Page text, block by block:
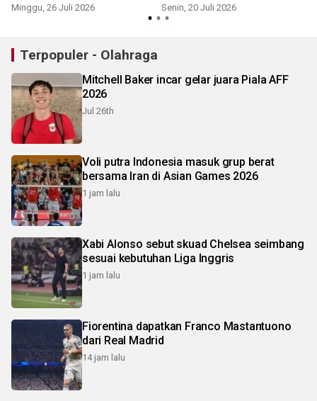
Minggu, 26 Juli 2026 Senin, 20 Juli 2026
Terpopuler - Olahraga
Mitchell Baker incar gelar juara Piala AFF
2026
Jul 26th
Voli putra Indonesia masuk grup berat
bersama Iran di Asian Games 2026
1 jam lalu
Xabi Alonso sebut skuad Chelsea seimbang
sesuai kebutuhan Liga Inggris
1 jam lalu
Fiorentina dapatkan Franco Mastantuono
dari Real Madrid
14 jam lalu